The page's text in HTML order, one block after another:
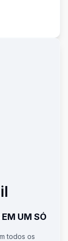
UM SÓ
todos os